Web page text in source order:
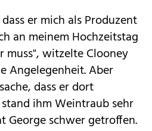
er mich als Produzent
an meinem Hochzeitstag
muss", witzelte Clooney
Angelegenheit. Aber
dass er dort
ihm Weintraub sehr
George schwer getroffen.